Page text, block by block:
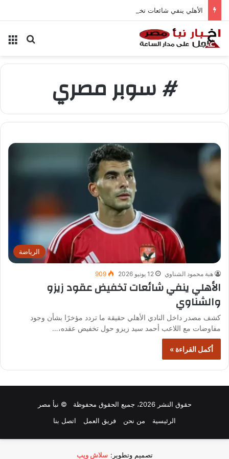
الأهلي ينفي شائعات تخفيض عقود زيزو والشناوي
بحث
# سوبر مصري
الرياضة
هبة محمود الشناوي 12 يونيو 2026 909
الأهلي ينفي شائعات تخفيض عقود زيزو
والشناوي
كشف مصدر داخل النادي الأهلي حقيقة ما تردد مؤخرًا بشأن وجود
مفاوضات مع اللاعب أحمد سيد زيزو حول تخفيض عقده،…
أكمل القراءة »
حقوق النشر 2026، جميع الحقوق محفوظة © نبأ مصر
الرئيسية
من نحن فريق العمل اتصل بنا
تصميم وتطوير: سلاش ويب